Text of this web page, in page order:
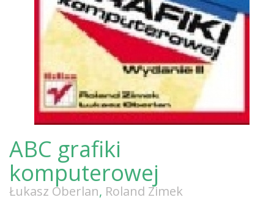
ABC grafiki
komputerowej
Łukasz Oberlan, Roland Zimek